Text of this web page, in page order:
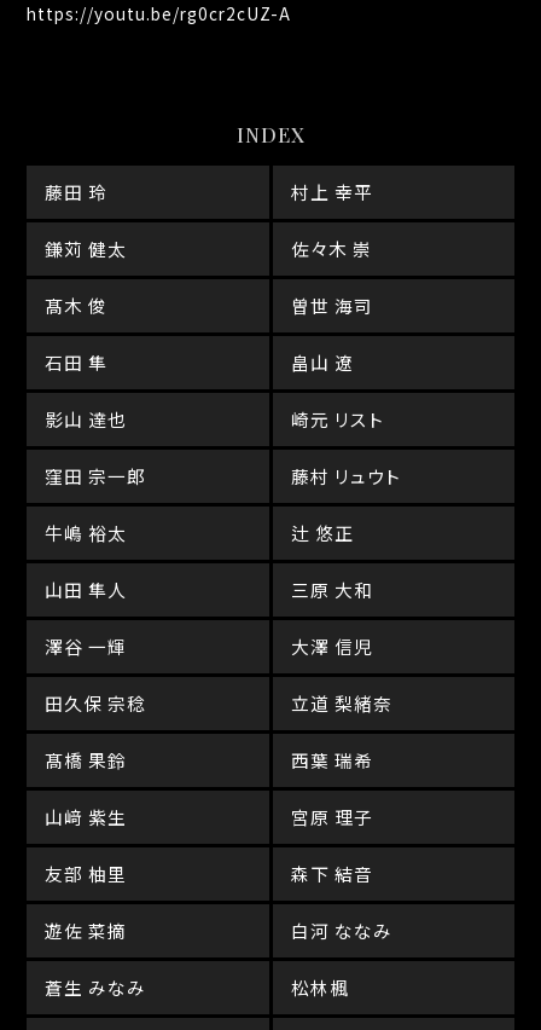
https://youtu.be/rg0cr2cUZ-A
INDEX
藤田 玲 村上 幸平
鎌苅 健太 佐々木 崇
髙木 俊 曽世 海司
石田 隼 畠山 遼
影山 達也 崎元 リスト
窪田 宗一郎 藤村 リュウト
牛嶋 裕太 辻 悠正
山田 隼人 三原 大和
澤谷 一輝 大澤 信児
田久保 宗稔 立道 梨緒奈
髙橋 果鈴 西葉 瑞希
山﨑 紫生 宮原 理子
友部 柚里 森下 結音
遊佐 菜摘 白河 ななみ
蒼生 みなみ 松林楓